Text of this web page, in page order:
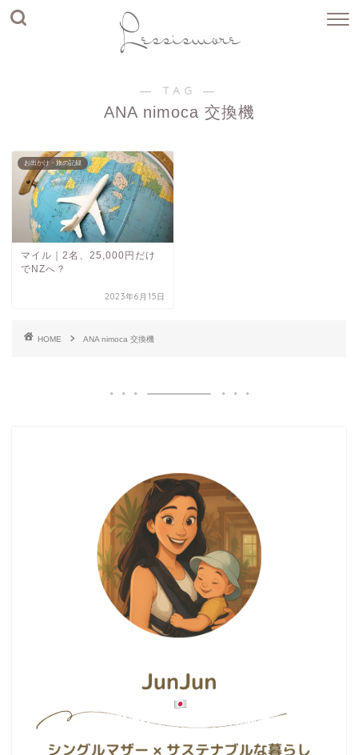
― TAG ―
ANA nimoca 交換機
お出かけ・旅の記録
マイル｜2名、25,000円だけ
でNZへ？
2023年6月15日
HOME ANA nimoca 交換機